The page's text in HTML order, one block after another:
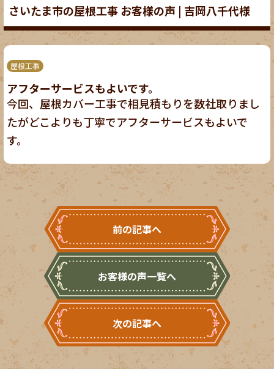
さいたま市の屋根工事 お客様の声 | 吉岡八千代様
屋根工事
アフターサービスもよいです。
今回、屋根カバー工事で相見積もりを数社取りまし
たがどこよりも丁寧でアフターサービスもよいで
す。
前の記事へ
お客様の声一覧へ
次の記事へ